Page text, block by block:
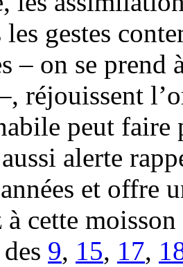
les gestes
– on se prend
réjouissent
peut
alerte
et offre
à cette
9, 15, 17,